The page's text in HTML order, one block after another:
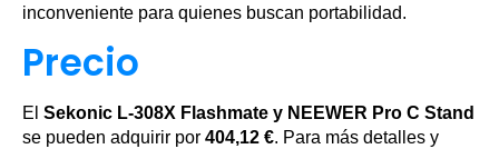
inconveniente para quienes buscan portabilidad.
Precio
El Sekonic L-308X Flashmate y NEEWER Pro C Stand
se pueden adquirir por 404,12 €. Para más detalles y